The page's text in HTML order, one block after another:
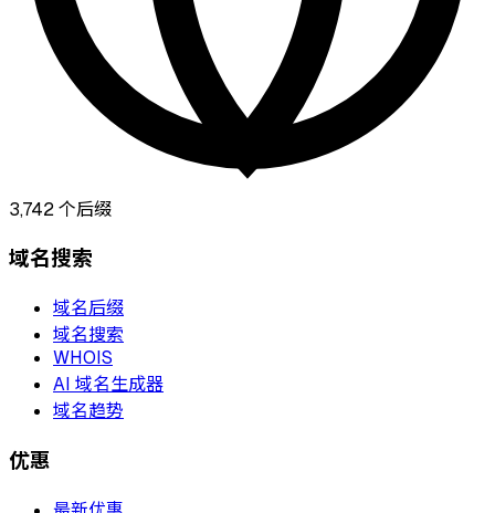
3,742个后缀
域名搜索
域名后缀
域名搜索
WHOIS
AI 域名生成器
域名趋势
优惠